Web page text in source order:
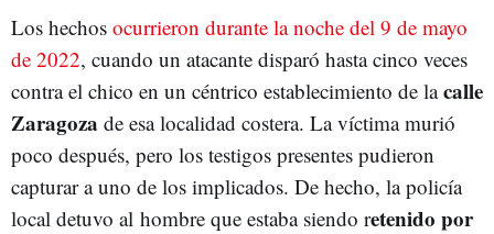
Los hechos ocurrieron durante la noche del 9 de mayo
de 2022, cuando un atacante disparó hasta cinco veces
contra el chico en un céntrico establecimiento de lacalle
Zaragoza de esa localidad costera. La víctima murió
poco después, pero los testigos presentes pudieron
capturar a uno de los implicados. De hecho, la policía
local detuvo al hombre que estaba siendo retenido por